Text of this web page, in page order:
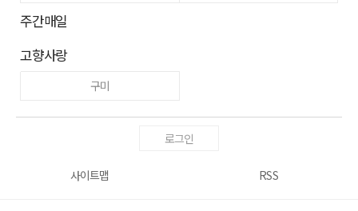
주간매일
고향사랑
구미
로그인
사이트맵 RSS